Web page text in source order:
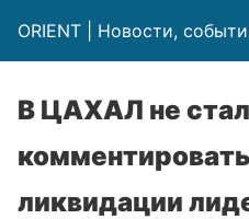
ORIENT | Новости,
В ЦАХАЛ не
ликвидации